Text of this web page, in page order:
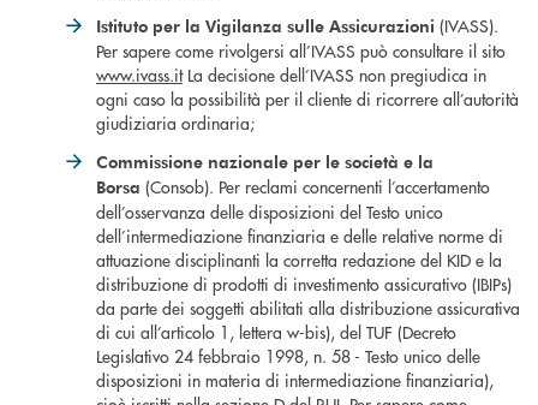
Istituto per la Vigilanza sulle Assicurazioni (IVASS).
Per sapere come rivolgersi all’IVASS può consultare il sito
www.ivass.itLa decisione dell’IVASS non pregiudica in
ogni caso la possibilità per il cliente di ricorrere all’autorità
giudiziaria ordinaria;
Commissione nazionale per le società e la
Borsa (Consob). Per reclami concernenti l’accertamento
dell’osservanza delle disposizioni del Testo unico
dell’intermediazione finanziaria e delle relative norme di
attuazione disciplinanti la corretta redazione del KID e la
distribuzione di prodotti di investimento assicurativo (IBIPs)
da parte dei soggetti abilitati alla distribuzione assicurativa
di cui all’articolo 1, lettera w-bis), del TUF (Decreto
Legislativo 24 febbraio 1998, n. 58 - Testo unico delle
disposizioni in materia di intermediazione finanziaria),